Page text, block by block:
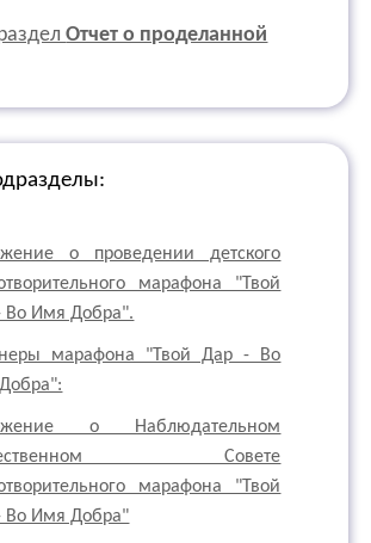
Отчет о проделанной
о проведении детского
марафона "Твой
Во Имя Добра".
марафона "Твой Дар - Во
о Наблюдательном
Совете
марафона "Твой
Во Имя Добра"